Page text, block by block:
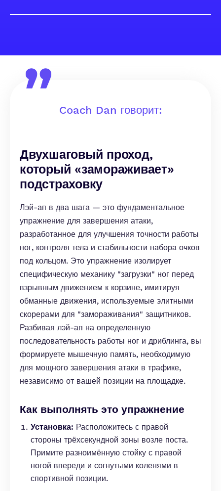
Coach Dan говорит:
Двухшаговый проход,
который «замораживает»
подстраховку
Лэй-ап в два шага — это фундаментальное
упражнение для завершения атаки,
разработанное для улучшения точности работы
ног, контроля тела и стабильности набора очков
под кольцом. Это упражнение изолирует
специфическую механику "загрузки" ног перед
взрывным движением к корзине, имитируя
обманные движения, используемые элитными
скорерами для "замораживания" защитников.
Разбивая лэй-ап на определенную
последовательность работы ног и дриблинга, вы
формируете мышечную память, необходимую
для мощного завершения атаки в трафике,
независимо от вашей позиции на площадке.
Как выполнять это упражнение
Установка: Расположитесь с правой
стороны трёхсекундной зоны возле поста.
Примите разноимённую стойку с правой
ногой впереди и согнутыми коленями в
спортивной позиции.